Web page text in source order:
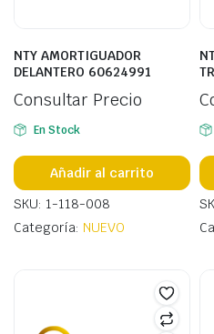
NTY AMORTIGUADOR
DELANTERO 60624991
Consultar Precio
En Stock
Añadir al carrito
SKU: 1-118-008
Categoría: NUEVO